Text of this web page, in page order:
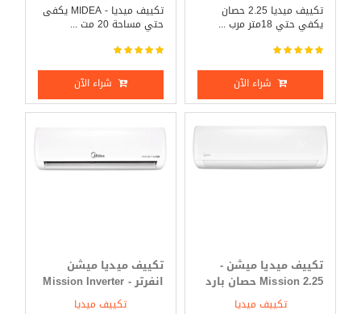
تكييف ميديا 2.25 حصان
يكفي حتي 18متر مرب ...
شراء الآن
تكييف ميديا - MIDEA يكفى
حتي مساحة 20 مت ...
شراء الآن
تكييف ميديا ميشن -
Mission 2.25 حصان بارد
تكييف ميديا
تكييف ميديا ميشن
انفرتر - Mission Inverter
تكييف ميديا